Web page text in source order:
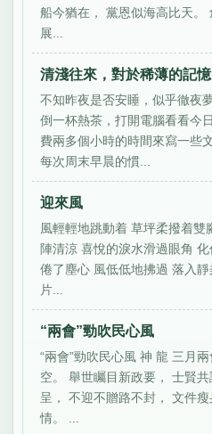
船今猶在， 黨恩似海高比天。
展...
清淺往來，對於稀薄的記
不知昨夜是否安睡，似乎徹夜
倒一杯熱茶，打開電腦看看今
費兩多個小時的時間來寫一些
每次周末早晨的慣...
迎來風
風輕輕地跳動着 草坪柔撥着
陣清涼 喜悅的淚水滑過眼角
倦了塵心 風低低地拂過 落入
片...
“兩會”勁吹民心風
“兩會”勁吹民心風 神 龍 三月
空。 舉世矚目新政要， 士賢
呈， 不迎不贈路不封， 文件
情。 ...